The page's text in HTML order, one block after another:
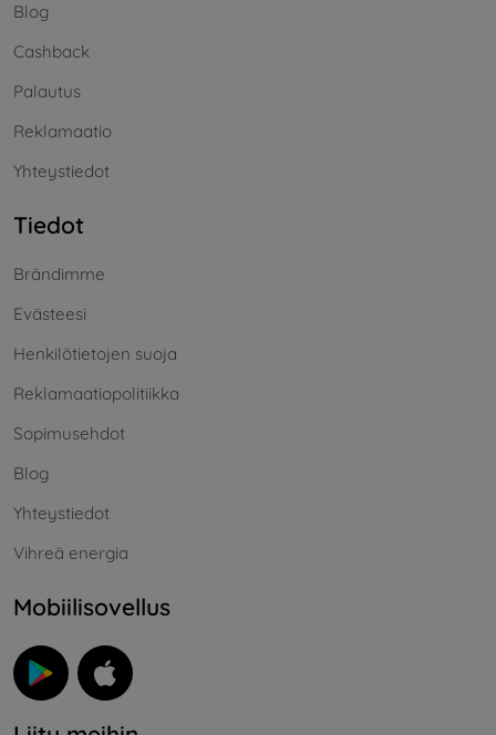
Blog
Cashback
Palautus
Reklamaatio
Yhteystiedot
Tiedot
Brändimme
Evästeesi
Henkilötietojen suoja
Reklamaatiopolitiikka
Sopimusehdot
Blog
Yhteystiedot
Vihreä energia
Mobiilisovellus